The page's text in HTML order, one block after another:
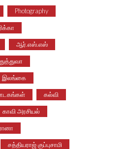
Photography
ஆர்.எஸ்.எஸ்
இலங்கை
கல்வி
காவி அரசியல்
சத்தியராஜ் குப்புசாமி